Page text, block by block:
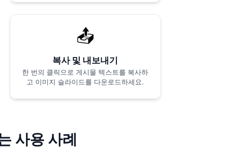
📤
복사 및 내보내기
한 번의 클릭으로 게시물 텍스트를 복사하
고 이미지 슬라이드를 다운로드하세요.
사용 사례